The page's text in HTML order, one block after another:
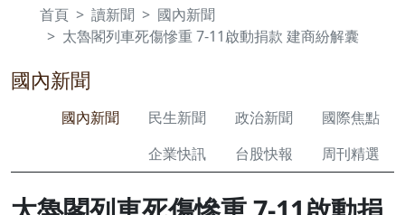
首頁 讀新聞
國內新聞
太魯閣列車死傷慘重 7-11啟動捐款 建商紛解囊
國內新聞
國內新聞 民生新聞 政治新聞
國際焦點
企業快訊
台股快報 周刊精選